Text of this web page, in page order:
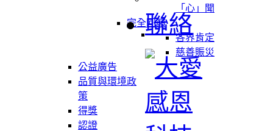
「心」聞
完全回饋
各界肯定
慈善賑災
公益廣告
品質與環境政
策
得獎
認證
聯絡